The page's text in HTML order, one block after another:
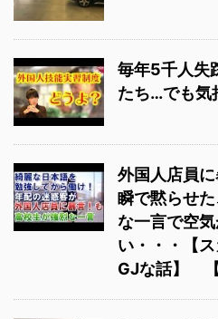
毎年5千人失
たち…でも気
外国人店員
瞬で黙らせ
な一言で空
い・・・【ス
GJな話】 【